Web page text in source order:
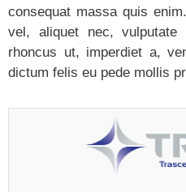
consequat massa quis
vel, aliquet nec,
rhoncus ut, imperdiet a,
dictum felis eu pede mollis